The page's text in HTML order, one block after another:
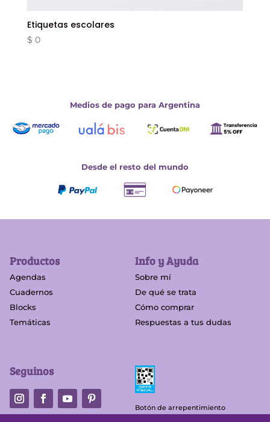
Etiquetas escolares
$ 0
Medios de pago para Argentina
Desde el resto del mundo
Productos
Agendas
Cuadernos
Blocks
Temáticas
Info y Ayuda
Sobre mí
De qué se trata
Cómo comprar
Respuestas a tus dudas
Seguinos
Botón de arrepentimiento